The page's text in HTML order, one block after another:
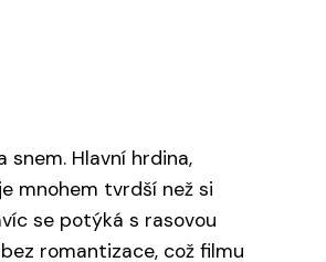
Hlavní hrdina,
mnohem tvrdší než si
se potýká s rasovou
romantizace, což filmu